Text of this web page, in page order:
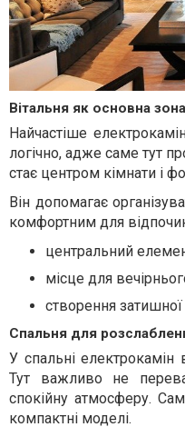
Вітальня як основна зона
Найчастіше
логічно, адже саме тут
стає центром кімнати і
Він допомагає
комфортним для
центральний
місце для
створення
Спальня для
У спальні електрокамін
Тут важливо не
спокійну атмосферу.
компактні моделі.